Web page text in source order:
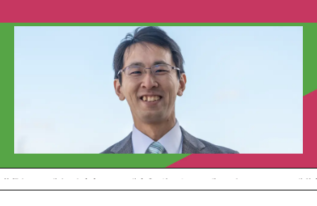
会社概要
COMPANY
事業内容
WORKS
営業所
SALES OFFICE
求人情報
RECRUIT